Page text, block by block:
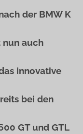
der BMW K
nun auch
innovative
bei den
GT und GTL